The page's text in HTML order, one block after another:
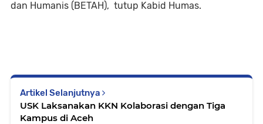
dan Humanis (BETAH), tutup Kabid Humas.
Artikel Selanjutnya
USK Laksanakan KKN Kolaborasi dengan Tiga
Kampus di Aceh